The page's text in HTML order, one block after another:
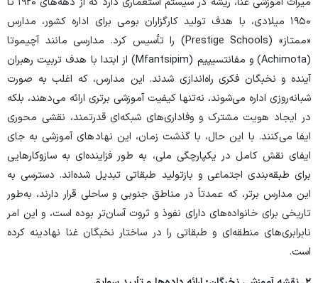
۱۹۵۰ میلادی، با هدف تولید کارگزاران بومی برای اداره کشور، مدارس
«ممتاز» (Prestige Schools) را تأسیس کرد. مدارسی مانند آچیموتا
(Achimota) و مفانتسیپیم (Mfantsipim) از ابتدا با هدف تربیت رهبران
آینده و نخبگان فکری راه‌اندازی شدند. این مدارس، که اغلب به صورت
شبانه‌روزی اداره می‌شوند، نه‌تنها کیفیت آموزشی برتری ارائه می‌دهند، بلکه
در ایجاد هویت مشترک و وفاداری‌های شبکه‌ای قدرتمند، نقشی محوری
ایفا می‌کنند. با این حال، با گذشت زمان، این نهادهای آموزشی به جای
ایفای نقش کامل در یکپارچگی ملی، به طور فزاینده‌ای به سازوکارهایی
برای طبقه‌بندی اجتماعی و بازتولید طبقاتی تبدیل شده‌اند. دسترسی به
این مدارس برتر، که عمدتاً در مناطق جنوبی و ساحلی قرار دارند، به‌طور
تاریخی برای خانواده‌های دارای نفوذ و ثروت آسان‌تر بوده است، و این امر
نابرابری‌های منطقه‌ای و طبقاتی را در ساختار نخبگان غنا نهادینه کرده
است.